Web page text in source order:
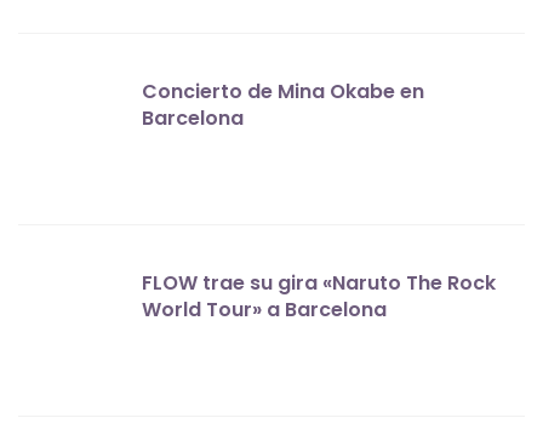
Concierto de Mina Okabe en
Barcelona
FLOW trae su gira «Naruto The Rock
World Tour» a Barcelona